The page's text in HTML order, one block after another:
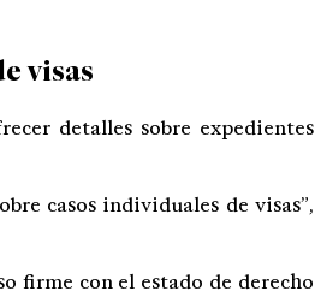
visas
detalles sobre expedientes
casos individuales de visas”,
firme con el estado de derecho